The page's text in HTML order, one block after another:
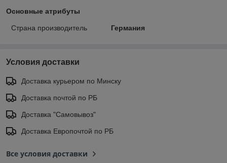
Основные атрибуты
Страна производитель Германия
Условия доставки
Доставка курьером по Минску
Доставка почтой по РБ
Доставка "Самовывоз"
Доставка Европочтой по РБ
Все условия доставки